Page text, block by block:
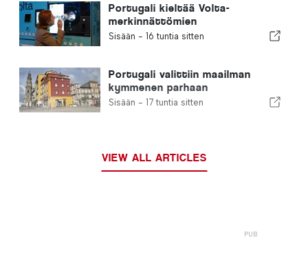
Portugali kieltää Volta-
merkinnättömien
kertakäyttöisten
Sisään - 16 tuntia sitten
Portugali valittiin maailman
kymmenen parhaan
ulkomaalaisten asuinmaan
Sisään - 17 tuntia sitten
VIEW ALL ARTICLES